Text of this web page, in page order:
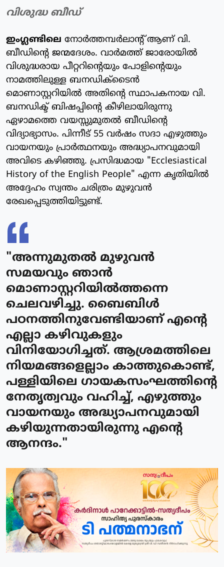
വിശുദ്ധ ബീഡ്‌
ഇംഗ്ലണ്ടിലെ നോര്‍ത്തമ്പര്‍ലാന്റ് ആണ് വി.
ബീഡിന്റെ ജന്മദേശം. വാര്‍മത്ത് ജാരോയില്‍
വിശുദ്ധരായ പീറ്ററിന്റെയും പോളിന്റെയും
നാമത്തിലുള്ള ബനഡിക്‌ടൈന്‍
മൊണാസ്റ്ററിയില്‍ അതിന്റെ സ്ഥാപകനായ വി.
ബനഡിക്ട് ബിഷപ്പിന്റെ കീഴിലായിരുന്നു
ഏഴാമത്തെ വയസ്സുമുതല്‍ ബീഡിന്റെ
വിദ്യാഭ്യാസം. പിന്നീട് 55 വര്‍ഷം സദാ എഴുത്തും
വായനയും പ്രാര്‍ത്ഥനയും അദ്ധ്യാപനവുമായി
അവിടെ കഴിഞ്ഞു. പ്രസിദ്ധമായ "Ecclesiastical
History of the English People" എന്ന കൃതിയില്‍
അദ്ദേഹം സ്വന്തം ചരിത്രം മുഴുവന്‍
രേഖപ്പെടുത്തിയിട്ടുണ്ട്.
"അന്നുമുതല്‍ മുഴുവന്‍
സമയവും ഞാന്‍
മൊണാസ്റ്ററിയില്‍ത്തന്നെ
ചെലവഴിച്ചു. ബൈബിള്‍
പഠനത്തിനുവേണ്ടിയാണ് എന്റെ
എല്ലാ കഴിവുകളും
വിനിയോഗിച്ചത്. ആശ്രമത്തിലെ
നിയമങ്ങളെല്ലാം കാത്തുകൊണ്ട്,
പള്ളിയിലെ ഗായകസംഘത്തിന്റെ
നേതൃത്വവും വഹിച്ച്, എഴുത്തും
വായനയും അദ്ധ്യാപനവുമായി
കഴിയുന്നതായിരുന്നു എന്റെ
ആനന്ദം."